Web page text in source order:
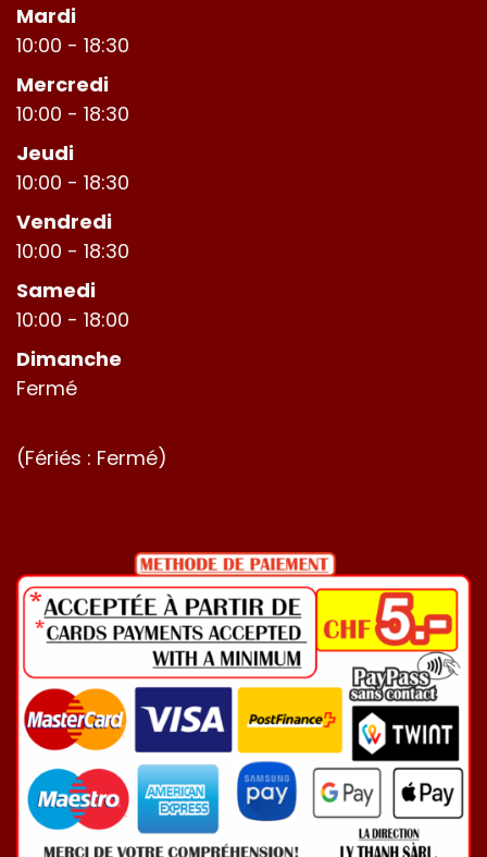
Mardi
10:00 - 18:30
Mercredi
10:00 - 18:30
Jeudi
10:00 - 18:30
Vendredi
10:00 - 18:30
Samedi
10:00 - 18:00
Dimanche
Fermé
(Fériés : Fermé)